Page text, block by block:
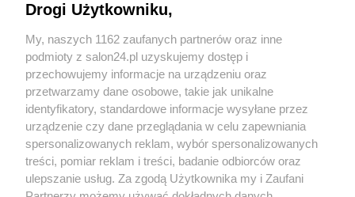
Sport
Społeczeństwo
Kultura
X Facebook Instagram Youtube
Drogi Użytkowniku,
My, naszych 1162 zaufanych partnerów oraz inne
podmioty z salon24.pl uzyskujemy dostęp i
przechowujemy informacje na urządzeniu oraz
przetwarzamy dane osobowe, takie jak unikalne
identyfikatory, standardowe informacje wysyłane przez
urządzenie czy dane przeglądania w celu zapewniania
spersonalizowanych reklam, wybór spersonalizowanych
treści, pomiar reklam i treści, badanie odbiorców oraz
ulepszanie usług. Za zgodą Użytkownika my i Zaufani